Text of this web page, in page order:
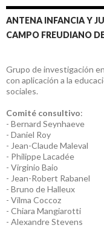
ANTENA INFANCIA Y
CAMPO FREUDIANO
Grupo de investigación
con aplicación a la
sociales.
Comité consultivo:
- Bernard Seynhaeve
- Daniel Roy
- Jean-Claude Maleval
- Philippe Lacadée
- Virginio Baio
- Jean-Robert Rabanel
- Bruno de Halleux
- Vilma Coccoz
- Chiara Mangiarotti
- Alexandre Stevens